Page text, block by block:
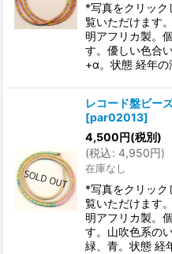
*写真をクリック
覧いただけます
明アフリカ製。
す。優しい色合
+α。状態 経年
レコード盤ビー
[par02013]
4,500円(税別)
(税込: 4,950円)
在庫なし
*写真をクリック
覧いただけます
明アフリカ製。
す。山吹色系の
緑、青。状態 経